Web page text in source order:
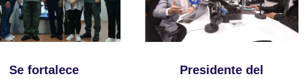
Se fortalece
Presidente del